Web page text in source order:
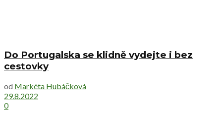
Do Portugalska se klidně vydejte i bez
cestovky
od Markéta Hubáčková
29.8.2022
0